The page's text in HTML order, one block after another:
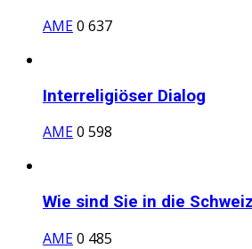
AME0 637
Interreligiöser Dialog
AME0 598
Wie sind Sie in die
AME0 485